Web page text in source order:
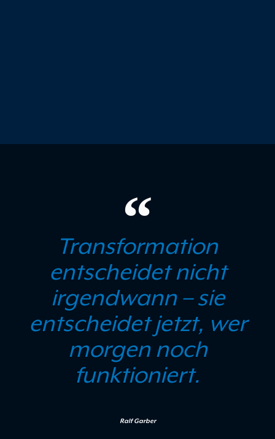
Transformation
entscheidet nicht
irgendwann – sie
entscheidet jetzt, wer
morgen noch
funktioniert.
Ralf Garber